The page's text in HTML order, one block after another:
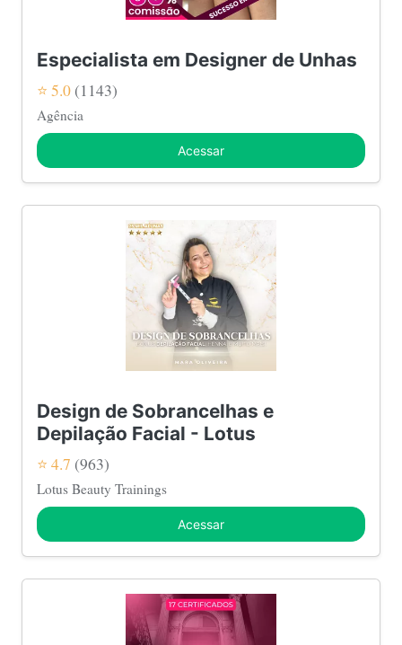
Especialista em Designer de Unhas
⭐ 5.0 (1143)
Agência
Acessar
Design de Sobrancelhas e
Depilação Facial - Lotus
⭐ 4.7 (963)
Lotus Beauty Trainings
Acessar